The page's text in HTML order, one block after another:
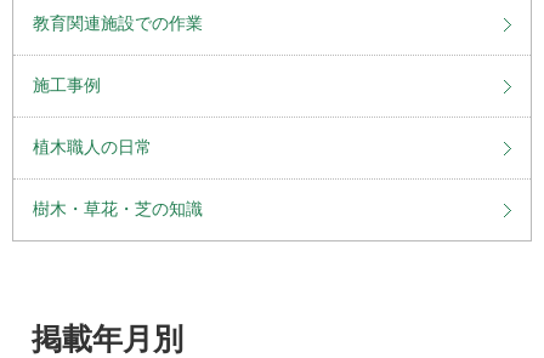
教育関連施設での作業
施工事例
植木職人の日常
樹木・草花・芝の知識
掲載年月別